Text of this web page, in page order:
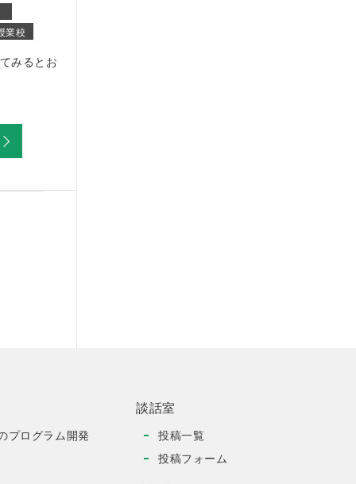
業校
みるとお
プログラム開発
談話室
投稿一覧
投稿フォーム